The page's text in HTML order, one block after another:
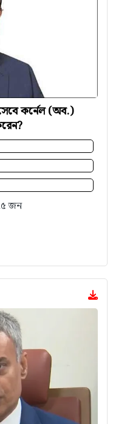
কর্নেল (অব.)
জন